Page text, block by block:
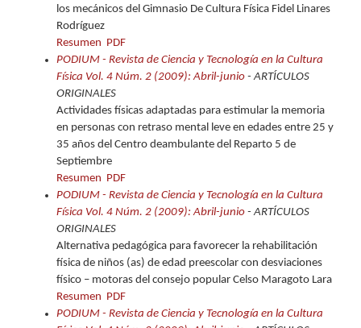
los mecánicos del Gimnasio De Cultura Física Fidel Linares
Rodríguez
Resumen PDF
PODIUM - Revista de Ciencia y Tecnología en la Cultura
Física Vol. 4 Núm. 2 (2009): Abril-junio - ARTÍCULOS
ORIGINALES
Actividades físicas adaptadas para estimular la memoria
en personas con retraso mental leve en edades entre 25 y
35 años del Centro deambulante del Reparto 5 de
Septiembre
Resumen PDF
PODIUM - Revista de Ciencia y Tecnología en la Cultura
Física Vol. 4 Núm. 2 (2009): Abril-junio - ARTÍCULOS
ORIGINALES
Alternativa pedagógica para favorecer la rehabilitación
física de niños (as) de edad preescolar con desviaciones
físico – motoras del consejo popular Celso Maragoto Lara
Resumen PDF
PODIUM - Revista de Ciencia y Tecnología en la Cultura